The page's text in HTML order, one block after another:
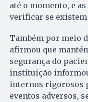
até o momento, e
verificar se
Também por meio
afirmou que
segurança do
instituição
internos rigorosos
eventos adversos,